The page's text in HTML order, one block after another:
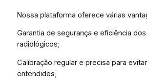
Nossa plataforma oferece várias
Garantia de segurança e eficiência
radiológicos;
Calibração regular e precisa para
entendidos;